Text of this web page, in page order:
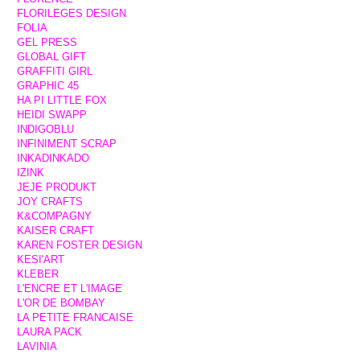
FLORILEGES DESIGN
FOLIA
GEL PRESS
GLOBAL GIFT
GRAFFITI GIRL
GRAPHIC 45
HA PI LITTLE FOX
HEIDI SWAPP
INDIGOBLU
INFINIMENT SCRAP
INKADINKADO
IZINK
JEJE PRODUKT
JOY CRAFTS
K&COMPAGNY
KAISER CRAFT
KAREN FOSTER DESIGN
KESI'ART
KLEBER
L'ENCRE ET L'IMAGE
L'OR DE BOMBAY
LA PETITE FRANCAISE
LAURA PACK
LAVINIA